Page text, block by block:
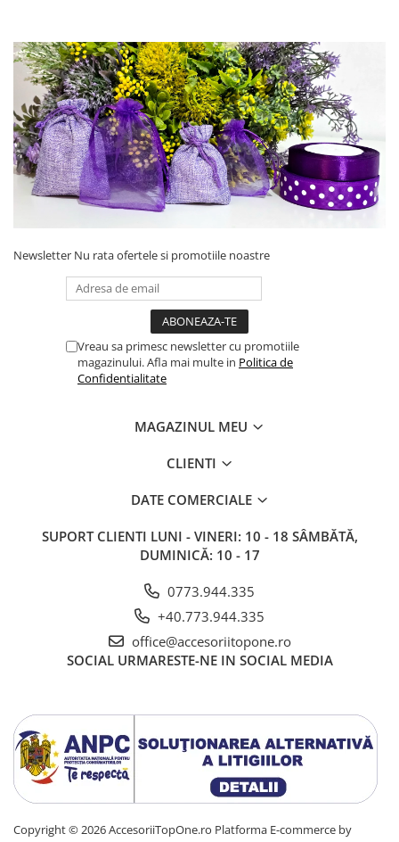
Newsletter Nu rata ofertele si promotiile noastre
Vreau sa primesc newsletter cu promotiile
magazinului. Afla mai multe in Politica de
Confidentialitate
MAGAZINUL MEU
CLIENTI
DATE COMERCIALE
SUPORT CLIENTI LUNI - VINERI: 10 - 18 SÂMBĂTĂ,
DUMINICĂ: 10 - 17
0773.944.335
+40.773.944.335
office@accesoriitopone.ro
SOCIAL URMARESTE-NE IN SOCIAL MEDIA
Copyright © 2026 AccesoriiTopOne.ro Platforma E-commerce by